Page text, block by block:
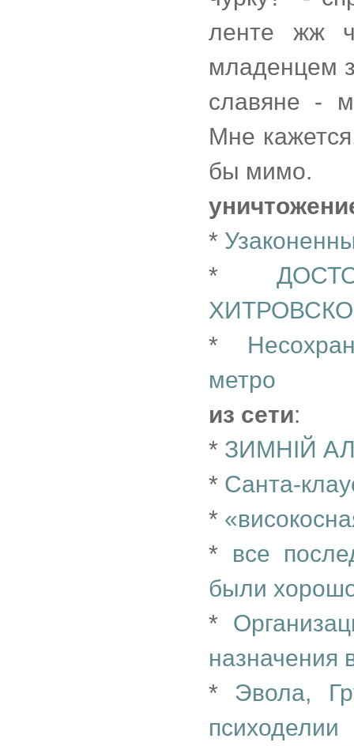
ленте жж
младенцем
славяне -
Мне
бы мимо.
*
*
*
метро
из сети:
* ЗИМНIЙ
* Санта-
*
* все
были
*
назначения
* Эвола,
психоделии